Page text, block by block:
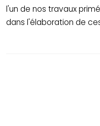
l'un de nos travaux
dans l'élaboration de